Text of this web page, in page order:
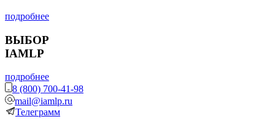
подробнее
ВЫБОР
IAMLP
подробнее
8 (800) 700-41-98
mail@iamlp.ru
Телеграмм